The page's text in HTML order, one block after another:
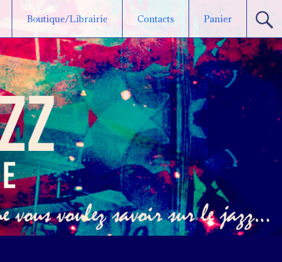
Boutique/Librairie Contacts Panier